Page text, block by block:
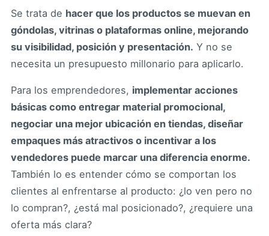
Se trata de hacer que los productos se muevan en
góndolas, vitrinas o plataformas online, mejorando
su visibilidad, posición y presentación. Y no se
necesita un presupuesto millonario para aplicarlo.
Para los emprendedores, implementar acciones
básicas como entregar material promocional,
negociar una mejor ubicación en tiendas, diseñar
empaques más atractivos o incentivar a los
vendedores puede marcar una diferencia enorme.
También lo es entender cómo se comportan los
clientes al enfrentarse al producto: ¿lo ven pero no
lo compran?, ¿está mal posicionado?, ¿requiere una
oferta más clara?